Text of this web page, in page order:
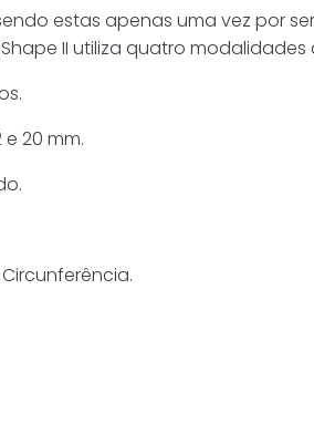
estas apenas uma vez por
II utiliza quatro
20 mm.
Circunferência.